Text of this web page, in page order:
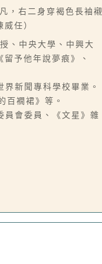
，右二身穿褐色長袖襯
任）
、中央大學、中興大
予他年說夢痕》、
新聞專科學校畢業。
百襉裙》等。
會委員、《文星》雜